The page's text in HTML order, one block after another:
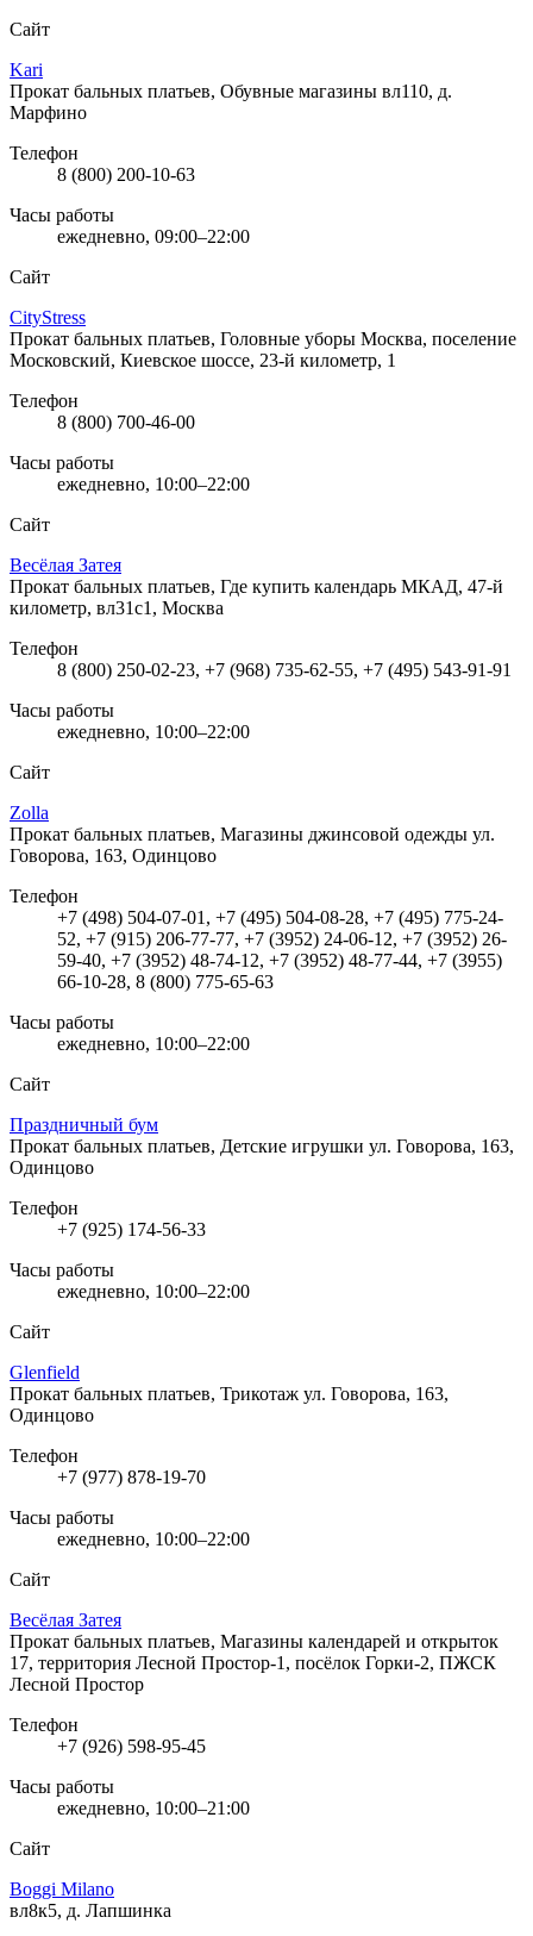
Сайт
Kari
Прокат бальных платьев, Обувные магазины вл110, д.
Марфино
Телефон
8 (800) 200-10-63
Часы работы
ежедневно, 09:00–22:00
Сайт
CityStress
Прокат бальных платьев, Головные уборы Москва, поселение
Московский, Киевское шоссе, 23-й километр, 1
Телефон
8 (800) 700-46-00
Часы работы
ежедневно, 10:00–22:00
Сайт
Весёлая Затея
Прокат бальных платьев, Где купить календарь МКАД, 47-й
километр, вл31с1, Москва
Телефон
8 (800) 250-02-23, +7 (968) 735-62-55, +7 (495) 543-91-91
Часы работы
ежедневно, 10:00–22:00
Сайт
Zolla
Прокат бальных платьев, Магазины джинсовой одежды ул.
Говорова, 163, Одинцово
Телефон
+7 (498) 504-07-01, +7 (495) 504-08-28, +7 (495) 775-24-
52, +7 (915) 206-77-77, +7 (3952) 24-06-12, +7 (3952) 26-
59-40, +7 (3952) 48-74-12, +7 (3952) 48-77-44, +7 (3955)
66-10-28, 8 (800) 775-65-63
Часы работы
ежедневно, 10:00–22:00
Сайт
Праздничный бум
Прокат бальных платьев, Детские игрушки ул. Говорова, 163,
Одинцово
Телефон
+7 (925) 174-56-33
Часы работы
ежедневно, 10:00–22:00
Сайт
Glenfield
Прокат бальных платьев, Трикотаж ул. Говорова, 163,
Одинцово
Телефон
+7 (977) 878-19-70
Часы работы
ежедневно, 10:00–22:00
Сайт
Весёлая Затея
Прокат бальных платьев, Магазины календарей и открыток
17, территория Лесной Простор-1, посёлок Горки-2, ПЖСК
Лесной Простор
Телефон
+7 (926) 598-95-45
Часы работы
ежедневно, 10:00–21:00
Сайт
Boggi Milano
вл8к5, д. Лапшинка